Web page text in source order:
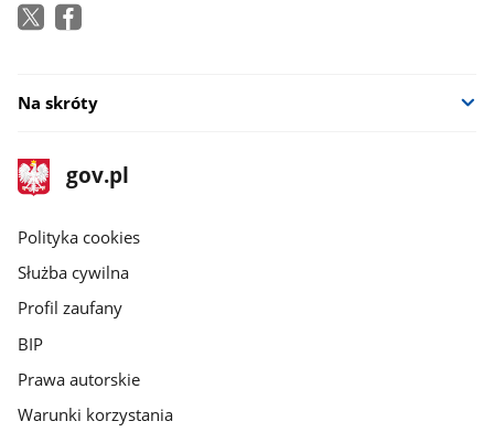
Na skróty
stopka
gov.pl
Strona
gov.pl
gov.pl
Polityka cookies
Służba cywilna
Profil zaufany
BIP
Prawa autorskie
Warunki korzystania